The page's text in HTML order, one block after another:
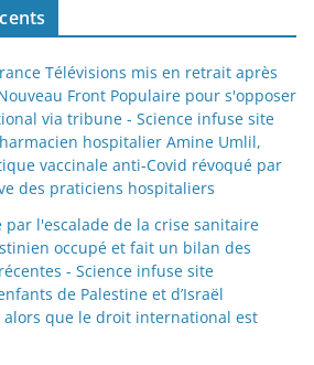
Télévisions mis en retrait après
Front Populaire pour s'opposer
via tribune - Science infuse site
hospitalier Amine Umlil,
vaccinale anti-Covid révoqué par
des praticiens hospitaliers
par l'escalade de la crise sanitaire
occupé et fait un bilan des
- Science infuse site
de Palestine et d’Israël
que le droit international est